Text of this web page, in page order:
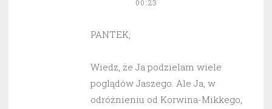
00:23
PANTEK,
Wiedz, że Ja podzielam wiele
poglądów Jaszego. Ale Ja, w
odróżnieniu od Korwina-Mikkego,